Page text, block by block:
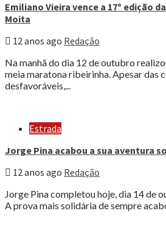
Emiliano Vieira vence a 17º edição
Moita
12 anos ago Redação
Na manhã do dia 12 de outubro
meia maratona ribeirinha. Apesar das
desfavoráveis,...
Estrada
Jorge Pina acabou a sua aventura
12 anos ago Redação
Jorge Pina completou hoje, dia 14 de
A prova mais solidária de sempre